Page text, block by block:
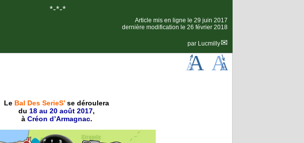
*-*-*
Article mis en ligne le 29 juin 2017
dernière modification le 26 février 2018
par Lucmilly
Le Bal Des SerieS’ se déroulera
du 18 au 20 août 2017,
à Créon d’Armagnac.